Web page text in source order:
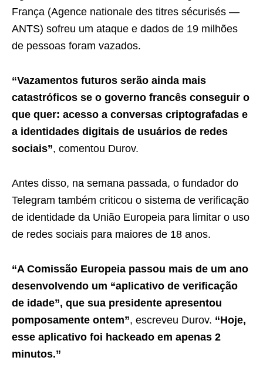
França (Agence nationale des titres sécurisés —
ANTS) sofreu um ataque e dados de 19 milhões
de pessoas foram vazados.
“Vazamentos futuros serão ainda mais
catastróficos se o governo francês conseguir o
que quer: acesso a conversas criptografadas e
a identidades digitais de usuários de redes
sociais”, comentou Durov.
Antes disso, na semana passada, o fundador do
Telegram também criticou o sistema de verificação
de identidade da União Europeia para limitar o uso
de redes sociais para maiores de 18 anos.
“A Comissão Europeia passou mais de um ano
desenvolvendo um “aplicativo de verificação
de idade”, que sua presidente apresentou
pomposamente ontem”, escreveu Durov. “Hoje,
esse aplicativo foi hackeado em apenas 2
minutos.”